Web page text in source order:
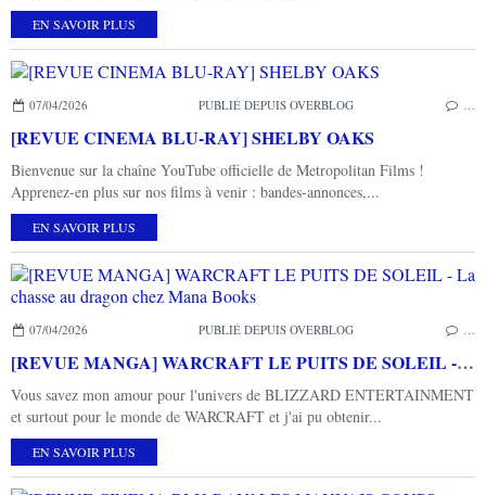
EN SAVOIR PLUS
07/04/2026 PUBLIÉ DEPUIS OVERBLOG
[REVUE CINEMA BLU-RAY] SHELBY OAKS
Bienvenue sur la chaîne YouTube officielle de Metropolitan Films !
Apprenez-en plus sur nos films à venir : bandes-annonces,...
EN SAVOIR PLUS
07/04/2026 PUBLIÉ DEPUIS OVERBLOG
[REVUE MANGA] WARCRAFT LE PUITS DE SOLEIL - La chasse au dragon chez Mana Books
Vous savez mon amour pour l'univers de BLIZZARD ENTERTAINMENT
et surtout pour le monde de WARCRAFT et j'ai pu obtenir...
EN SAVOIR PLUS